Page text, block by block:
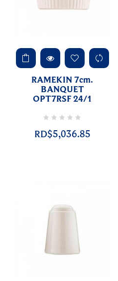
RAMEKIN 7cm.
BANQUET
OPT7RSF 24/1
RD$5,036.85